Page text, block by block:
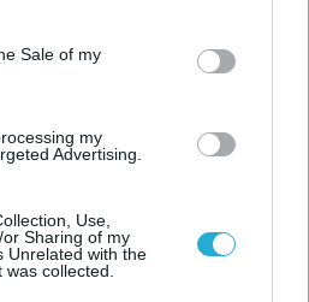
Sale of my
my
Advertising.
Use,
Sharing of my
Unrelated with the
collected.